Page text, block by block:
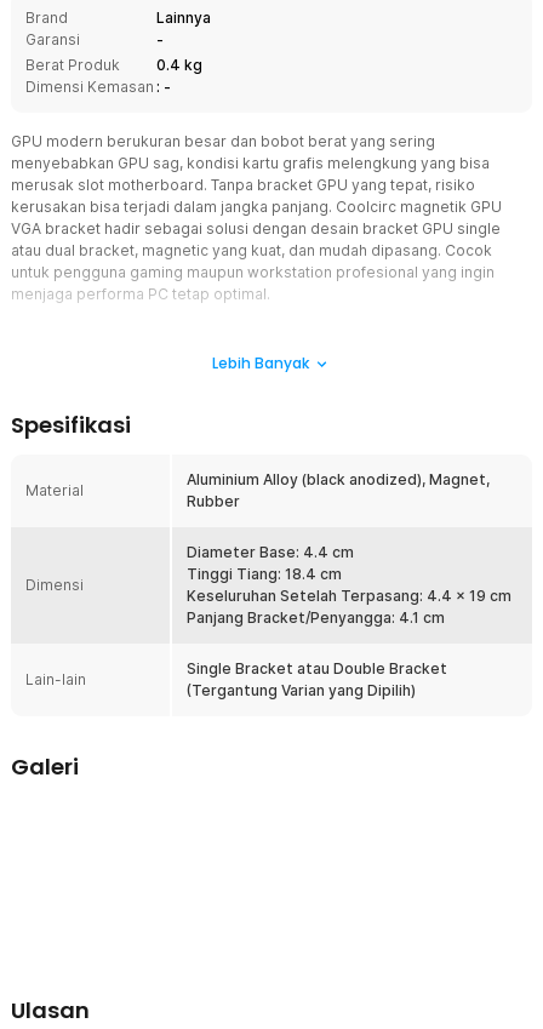
Brand
Lainnya
Garansi
-
Berat Produk
0.4 kg
Dimensi Kemasan : -
GPU modern berukuran besar dan bobot berat yang sering
menyebabkan GPU sag, kondisi kartu grafis melengkung yang bisa
merusak slot motherboard. Tanpa bracket GPU yang tepat, risiko
kerusakan bisa terjadi dalam jangka panjang. Coolcirc magnetik GPU
VGA bracket hadir sebagai solusi dengan desain bracket GPU single
atau dual bracket, magnetic yang kuat, dan mudah dipasang. Cocok
untuk pengguna gaming maupun workstation profesional yang ingin
menjaga performa PC tetap optimal.
untuk menyesuaikan kebutuhan setup Anda. Varian single
stabil dan presisi. Sedangkan varian dual bracket cocok untuk
pengguna workstation atau multi-GPU yang membutuhkan
Magnetik Base
Dilengkapi sistem magnetic suction base, magnetik GPU VGA
tanpa perlu baut. Proses pemasangan hanya butuh beberapa detik,
sangat ideal untuk pengguna yang sering bongkar pasang
komponen. Selain praktis, desain ini juga membantu menjaga
Material Premium Tahan Lama
yang menjaga bracket tetap kokoh di tempatnya. Hal ini mencegah
Lebih Banyak
Spesifikasi
Material
Aluminium Alloy (black anodized), Magnet,
Rubber
Dimensi
Diameter Base: 4.4 cm
Tinggi Tiang: 18.4 cm
Keseluruhan Setelah Terpasang: 4.4 x 19 cm
Panjang Bracket/Penyangga: 4.1 cm
Lain-lain
Single Bracket atau Double Bracket
(Tergantung Varian yang Dipilih)
Galeri
Ulasan